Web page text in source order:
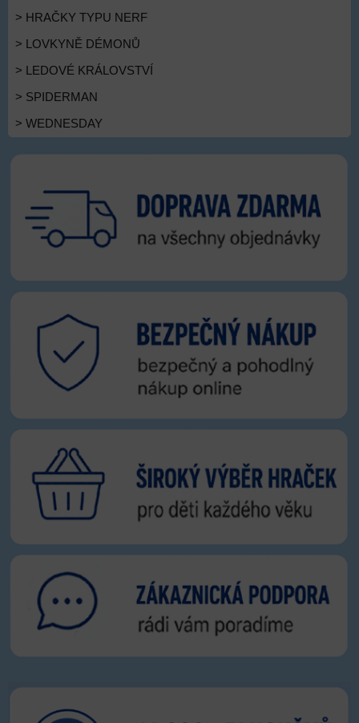
> HRAČKY TYPU NERF
> LOVKYNĚ DÉMONŮ
> LEDOVÉ KRÁLOVSTVÍ
> SPIDERMAN
> WEDNESDAY